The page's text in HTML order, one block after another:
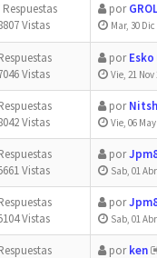
Respuestas
Vistas
por
Mar, 30 Dic
Vistas
porEsko
Vie, 21 Nov
Vistas
por
Vie, 06
Vistas
por
Sab, 01
Vistas
por
Sab, 01
porken